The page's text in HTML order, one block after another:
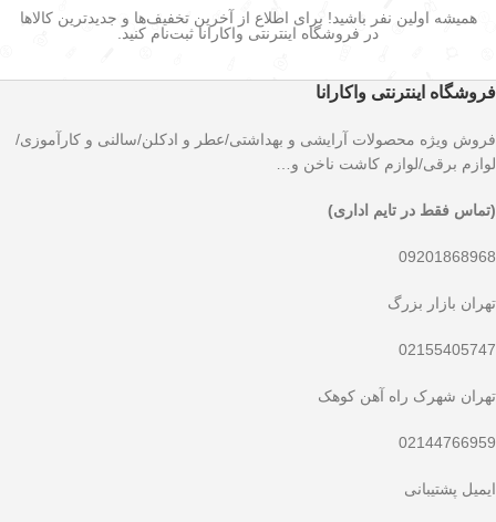
همیشه اولین نفر باشید! برای اطلاع از آخرین تخفیف‌ها و جدیدترین کالاها
در فروشگاه اینترنتی واکارانا ثبت‌نام کنید.
فروشگاه اینترنتی واکارانا
فروش ویژه محصولات آرایشی و بهداشتی/عطر و ادکلن/سالنی و کارآموزی/
لوازم برقی/لوازم کاشت ناخن و…
(تماس فقط در تایم اداری)
09201868968
تهران بازار بزرگ
02155405747
تهران شهرک راه آهن کوهک
02144766959
ایمیل پشتیبانی